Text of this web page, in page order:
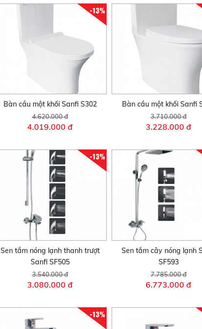
-13%
Bàn cầu một khối Sanfi S302
4.620.000 đ
4.019.000 đ
Bàn cầu một khối Sanfi
3.710.000 đ
3.228.000 đ
-13%
Sen tắm nóng lạnh thanh trượt
Sanfi SF505
3.540.000 đ
3.080.000 đ
Sen tắm cây nóng lạnh
SF593
7.785.000 đ
6.773.000 đ
-13%